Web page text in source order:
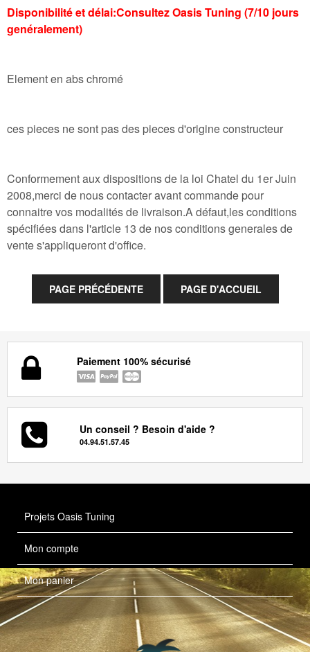
Disponibilité et délai:Consultez Oasis Tuning (7/10 jours
genéralement)
Element en abs chromé
ces pieces ne sont pas des pieces d'origine constructeur
Conformement aux dispositions de la loi Chatel du 1er Juin
2008,merci de nous contacter avant commande pour
connaitre vos modalités de livraison.A défaut,les conditions
spécifiées dans l'article 13 de nos conditions generales de
vente s'appliqueront d'office.
Paiement 100% sécurisé
Un conseil ? Besoin d'aide ?
04.94.51.57.45
Projets Oasis Tuning
Mon compte
Mon panier